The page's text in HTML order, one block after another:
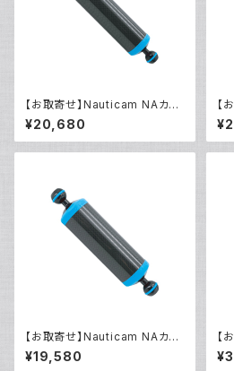
【お取寄せ】Nauticam NAカー
ボンフロートアームIII 250mm
310 [40435]
¥20,680
【
ボ
【お取寄せ】Nauticam NAカー
ボンフロートアームIII 200mm
215 [40434]
¥19,580
【
ボ